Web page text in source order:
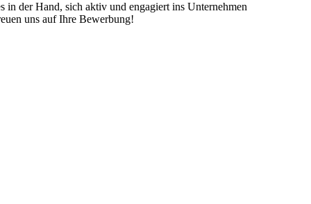
in der Hand, sich aktiv und engagiert ins Unternehmen
uns auf Ihre Bewerbung!